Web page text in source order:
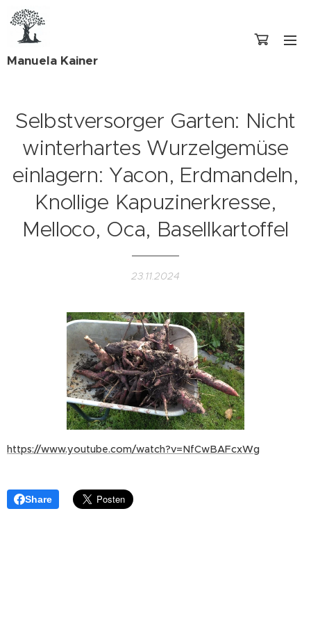
Manuela Kainer
Selbstversorger Garten: Nicht
winterhartes Wurzelgemüse
einlagern: Yacon, Erdmandeln,
Knollige Kapuzinerkresse,
Melloco, Oca, Basellkartoffel
23.11.2024
https://www.youtube.com/watch?v=NfCwBAFcxWg
Share